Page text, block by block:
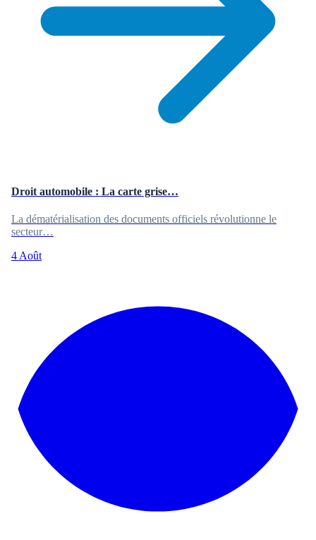
Droit automobile : La carte grise…
La dématérialisation des documents officiels révolutionne le
secteur…
4 Août